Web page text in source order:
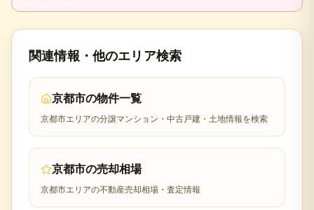
関連情報・他のエリア検索
京都市の物件一覧
京都市エリアの分譲マンション・中古戸建・土地情報を検索
京都市の売却相場
京都市エリアの不動産売却相場・査定情報